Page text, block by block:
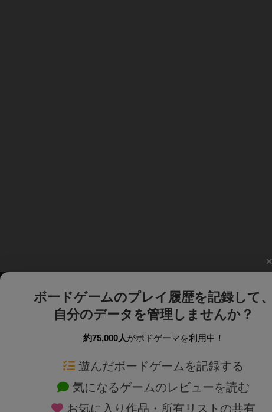
ボードゲームのプレイ履歴を記録して、
自分のデータを管理しませんか？
約75,000人がボドゲーマを利用中！
遊んだボードゲームを記録する
気になるゲームのレビューを読む
お気に入り作品・所有リストの共有
ボードゲームを検索する 新作・再入荷情報